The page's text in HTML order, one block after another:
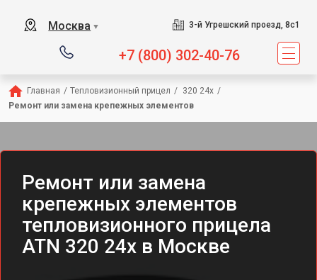
Москва ▼ 3-й Угрешский проезд, 8с1
+7 (800) 302-40-76
Главная / Тепловизионный прицел / 320 24x /
Ремонт или замена крепежных элементов
Ремонт или замена
крепежных элементов
тепловизионного прицела
ATN 320 24x в Москве